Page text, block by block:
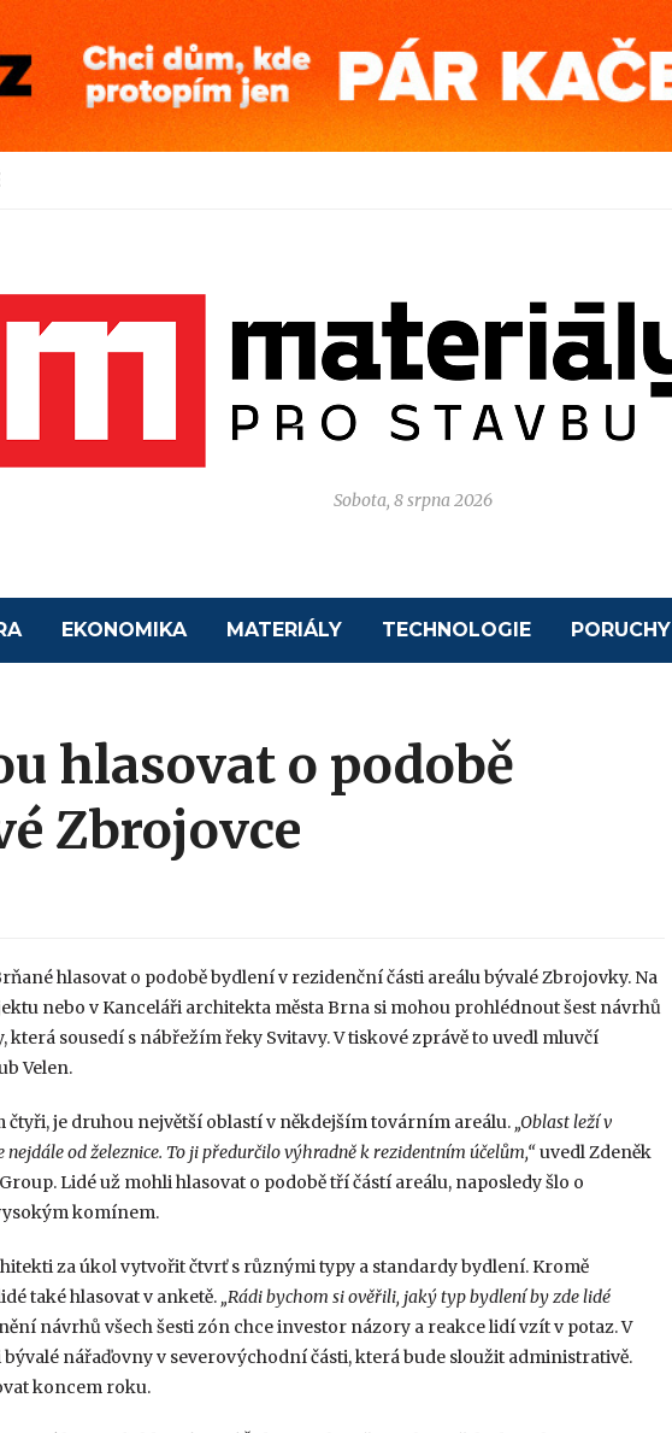
Sobota, 8 srpna 2026
EKONOMIKA MATERIÁLY TECHNOLOGIE PORUCHY
hlasovat o podobě
Zbrojovce
hlasovat o podobě bydlení v rezidenční části areálu bývalé Zbrojovky. Na
nebo v Kanceláři architekta města Brna si mohou prohlédnout šest návrhů
která sousedí s nábřežím řeky Svitavy. V tiskové zprávě to uvedl mluvčí
Velen.
čtyři, je druhou největší oblastí v někdejším továrním areálu. „Oblast leží v
od železnice. To ji předurčilo výhradně k rezidentním účelům,“ uvedl Zdeněk
Lidé už mohli hlasovat o podobě tří částí areálu, naposledy šlo o
komínem.
za úkol vytvořit čtvrť s různými typy a standardy bydlení. Kromě
také hlasovat v anketě. „Rádi bychom si ověřili, jaký typ bydlení by zde lidé
návrhů všech šesti zón chce investor názory a reakce lidí vzít v potaz. V
nářaďovny v severovýchodní části, která bude sloužit administrativě.
koncem roku.